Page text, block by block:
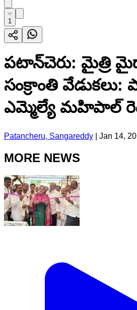
1
పటాన్​​చెరు: మైత్రి
సంక్రాంతి వేడుకలు:
ఎమ్మెల్యే మహిపాల్
Patancheru, Sangareddy Jan 14,
MORE NEWS